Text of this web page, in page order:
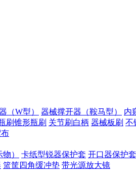
（W型） 器械撑开器（鞍马型） 内
刷锥形瓶刷 关节刷白柄 器械板刷 不
） 卡纸型锐器保护套 开口器保护套
篮筐四角缓冲垫 带光源放大镜